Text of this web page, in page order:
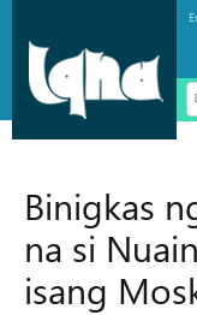
Binigkas
na si
isang